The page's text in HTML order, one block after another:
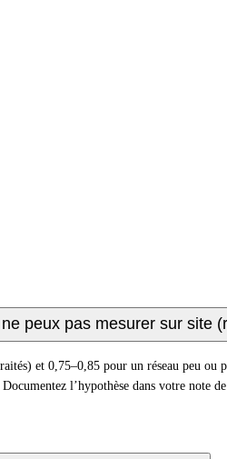
peux pas mesurer sur site
et 0,75–0,85 pour un réseau peu
l’hypothèse dans votre note